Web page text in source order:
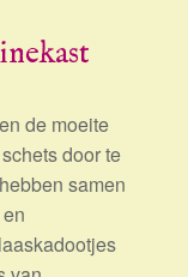
de moeite
door te
samen